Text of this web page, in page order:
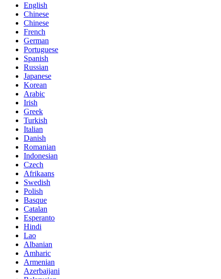
English
Chinese
Chinese
French
German
Portuguese
Spanish
Russian
Japanese
Korean
Arabic
Irish
Greek
Turkish
Italian
Danish
Romanian
Indonesian
Czech
Afrikaans
Swedish
Polish
Basque
Catalan
Esperanto
Hindi
Lao
Albanian
Amharic
Armenian
Azerbaijani